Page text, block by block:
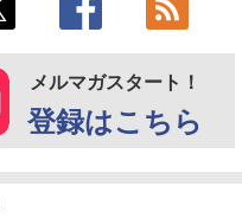
メルマガスタート！
登録はこちら